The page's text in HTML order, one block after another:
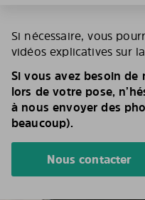
Si nécessaire, vous
vidéos explicatives sur
Si vous avez besoin de
lors de votre pose,
à nous envoyer des
beaucoup).
Nous contacter